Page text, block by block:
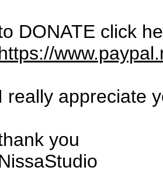
DONATE click
I really appreciate
you